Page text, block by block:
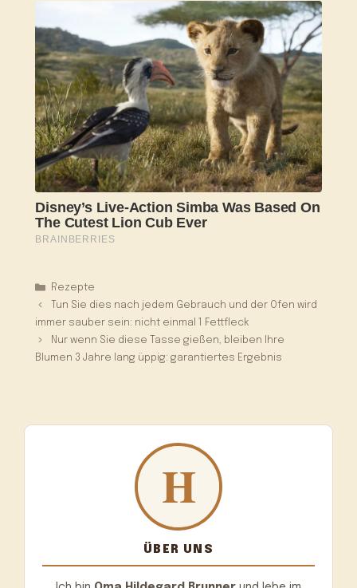
Kategorien
Rezepte
Tun Sie dies nach jedem Gebrauch und der Ofen wird
immer sauber sein: nicht einmal 1 Fettfleck
Nur wenn Sie diese Tasse gießen, bleiben Ihre
Blumen 3 Jahre lang üppig: garantiertes Ergebnis
ÜBER UNS